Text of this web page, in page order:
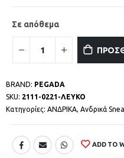
Σε απόθεμα
BRAND: PEGADA
SKU: 2111-0221-ΛΕΥΚΟ
Κατηγορίες: ΑΝΔΡΙΚΑ, Ανδρικά
ADD TO